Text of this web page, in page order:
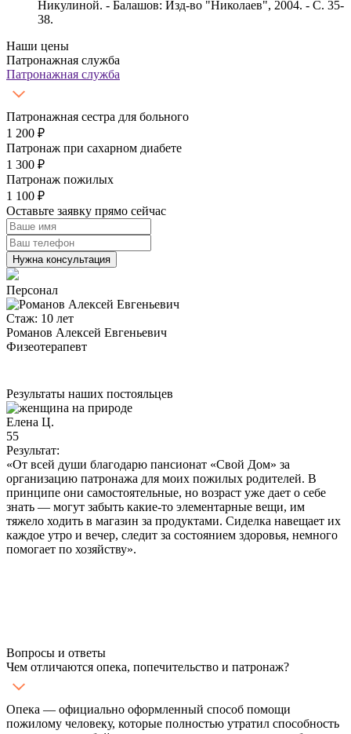
Никулиной. - Балашов: Изд-во "Николаев", 2004. - С. 35-
38.
Наши цены
Патронажная служба
Патронажная служба
Патронажная сестра для больного
1 200 ₽
Патронаж при сахарном диабете
1 300 ₽
Патронаж пожилых
1 100 ₽
Оставьте заявку прямо сейчас
Нужна консультация
Персонал
Стаж: 10 лет
Романов Алексей Евгеньевич
Физеотерапевт
Результаты наших постояльцев
Елена Ц.
55
Результат:
«От всей души благодарю пансионат «Свой Дом» за
организацию патронажа для моих пожилых родителей. В
принципе они самостоятельные, но возраст уже дает о себе
знать — могут забыть какие-то элементарные вещи, им
тяжело ходить в магазин за продуктами. Сиделка навещает их
каждое утро и вечер, следит за состоянием здоровья, немного
помогает по хозяйству».
Вопросы и ответы
Чем отличаются опека, попечительство и патронаж?
Опека — официально оформленный способ помощи
пожилому человеку, которые полностью утратил способность